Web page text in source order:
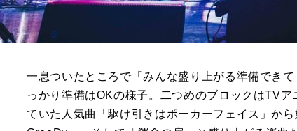
一息ついたところで「みんな盛り上がる準備でき
っかり準備はOKの様子。二つめのブロックはTV
ていた人気曲「駆け引きはポーカーフェイス」か